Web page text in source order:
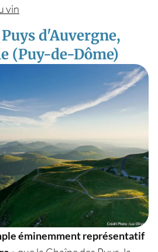
vin
d'Auvergne,
(Puy-de-Dôme)
éminemment représentatif